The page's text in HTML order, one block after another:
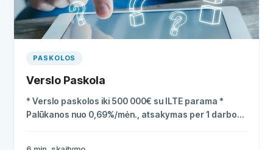
PASKOLOS
Verslo Paskola
* Verslo paskolos iki 500 000€ su ILTE parama *
Palūkanos nuo 0,69%/mėn., atsakymas per 1 darbo